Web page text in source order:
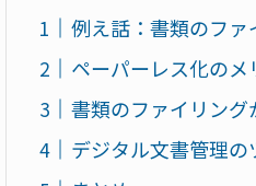
例え話：書類のフ
ペーパーレス化のメ
書類のファイリン
デジタル文書管理の